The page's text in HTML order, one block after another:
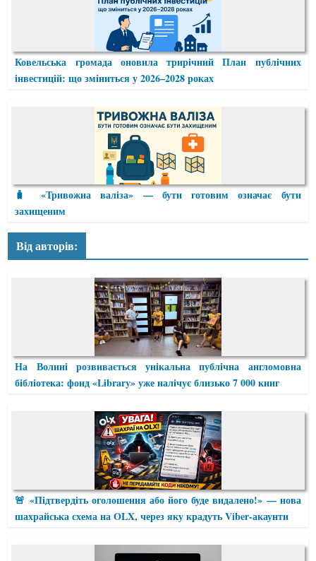
Ковельська громада оновила трирічний План публічних
інвестицій: що зміниться у 2026–2028 роках
🧳 «Тривожна валіза» — бути готовим означає бути
захищеним
Від авторів:
На Волині розвивається унікальна публічна англомовна
бібліотека: фонд «Library» уже налічує близько 7 000 книг
🚨 «Підтвердіть оголошення або його буде видалено!» — нова
шахрайська схема на OLX, через яку крадуть Viber-акаунти